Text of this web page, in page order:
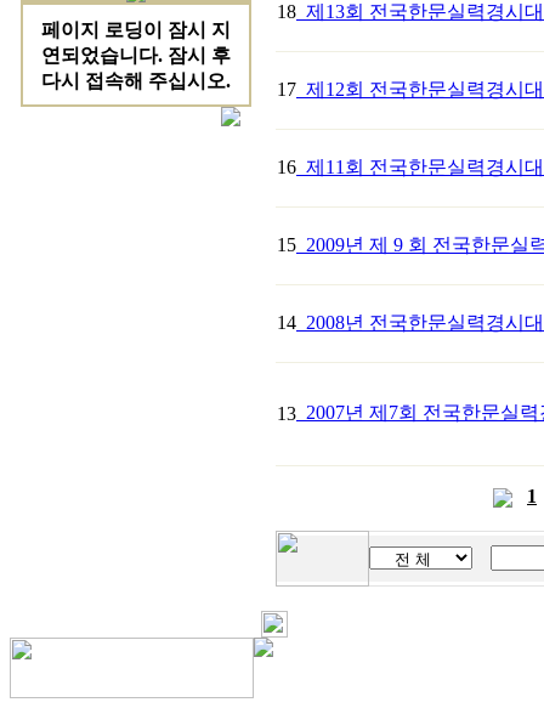
18 제13회 전국한문실력경시
17 제12회 전국한문실력경시
16 제11회 전국한문실력경시
15 2009년 제 9 회 전국한문실
14 2008년 전국한문실력경시
13 2007년 제7회 전국한문실
1